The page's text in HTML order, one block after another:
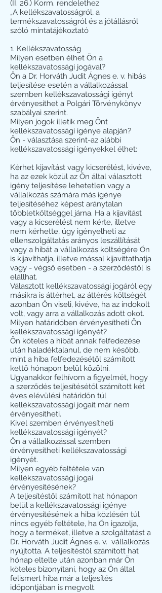
(II. 26.) Korm. rendelethez
„A kellékszavatosságról, a
termékszavatosságról és a jótállásról
szóló mintatájékoztató
1. Kellékszavatosság
Milyen esetben élhet Ön a
kellékszavatossági jogával?
Ön a Dr. Horváth Judit Ágnes e. v. hibás
teljesítése esetén a vállalkozással
szemben kellékszavatossági igényt
érvényesíthet a Polgári Törvénykönyv
szabályai szerint.
Milyen jogok illetik meg Önt
kellékszavatossági igénye alapján?
Ön - választása szerint-az alábbi
kellékszavatossági igényekkel élhet:
Kérhet kijavítást vagy kicserélést, kivéve,
ha az ezek közül az Ön által választott
igény teljesítése lehetetlen vagy a
vállalkozás számára más igénye
teljesítéséhez képest aránytalan
többletköltséggel járna. Ha a kijavítást
vagy a kicserélést nem kérte, illetve
nem kérhette, úgy igényelheti az
ellenszolgáltatás arányos leszállítását
vagy a hibát a vállalkozás költségére Ön
is kijavíthatja, illetve mással kijavíttathatja
vagy - végső esetben - a szerződéstől is
elállhat.
Választott kellékszavatossági jogáról egy
másikra is áttérhet, az áttérés költségét
azonban Ön viseli, kivéve, ha az indokolt
volt, vagy arra a vállalkozás adott okot.
Milyen határidőben érvényesítheti Ön
kellékszavatossági igényét?
Ön köteles a hibát annak felfedezése
után haladéktalanul, de nem később,
mint a hiba felfedezésétől számított
kettő hónapon belül közölni.
Ugyanakkor felhívom a figyelmét, hogy
a szerződés teljesítésétől számított két
éves elévülési határidőn túl
kellékszavatossági jogait már nem
érvényesítheti.
Kivel szemben érvényesítheti
kellékszavatossági igényét?
Ön a vállalkozással szemben
érvényesítheti kellékszavatossági
igényét.
Milyen egyéb feltétele van
kellékszavatossági jogai
érvényesítésének?
A teljesítéstől számított hat hónapon
belül a kellékszavatossági igénye
érvényesítésének a hiba közlésén túl
nincs egyéb feltétele, ha Ön igazolja,
hogy a terméket, illetve a szolgáltatást a
Dr. Horváth Judit Ágnes e. v. vállalkozás
nyújtotta. A teljesítéstől számított hat
hónap eltelte után azonban már Ön
köteles bizonyítani, hogy az Ön által
felismert hiba már a teljesítés
időpontjában is megvolt.